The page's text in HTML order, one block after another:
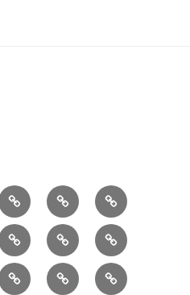
3/10：
は
ぎ
れ
4/10：
Ｈ
Ｍ
Ｂ
教
5/10：
事
業
9/10：
コ
ー
creema
で
販
①
入
園
⑤
⑥
⑦